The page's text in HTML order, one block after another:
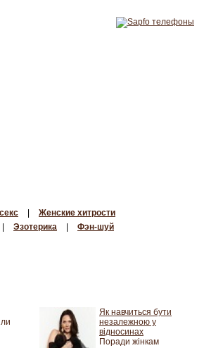
Женские хитрости
Эзотерика
Фэн-шуй
Як навчиться бути
незалежною у
відносинах
Поради жінкам